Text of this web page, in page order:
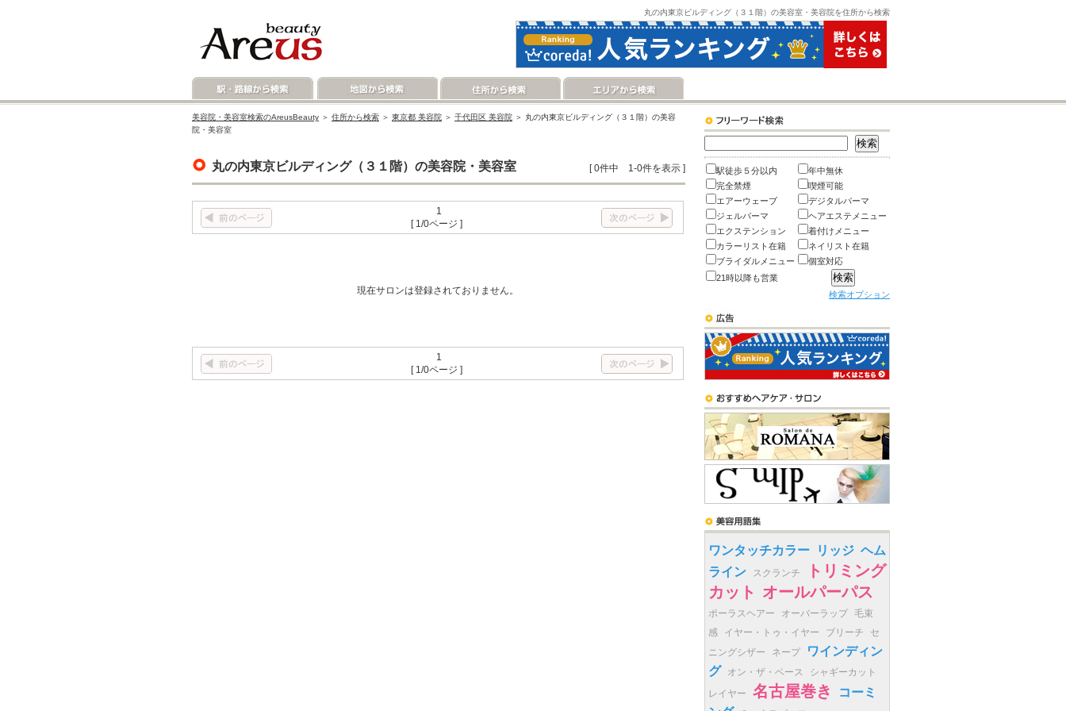
丸の内東京ビルディング（３１階）の美容室・美容院を住所から検索
美容院・美容室検索のAreusBeauty ＞ 住所から検索 ＞ 東京都 美容院 ＞ 千代田区 美容院 ＞ 丸の内東京ビルディング（３１階）の美容
院・美容室
丸の内東京ビルディング（３１階）の美容院・美容室 [ 0件中 1-0件を表示 ]
1
[ 1/0ページ ]
現在サロンは登録されておりません。
1
[ 1/0ページ ]
駅徒歩５分以内
年中無休
完全禁煙
喫煙可能
エアーウェーブ
デジタルパーマ
ジェルパーマ
ヘアエステメニュー
エクステンション
着付けメニュー
カラーリスト在籍
ネイリスト在籍
ブライダルメニュー
個室対応
21時以降も営業
検索オプション
ワンタッチカラー リッジ ヘム
ライン
スクランチ
トリミング
カット オールパーパス
ポーラスヘアー オーバーラップ 毛束
感
イヤー・トゥ・イヤー ブリーチ
セ
ニングシザー
ネープ
ワインディン
グ
オン・ザ・ベース
シャギーカット
レイヤー
名古屋巻き
コーミ